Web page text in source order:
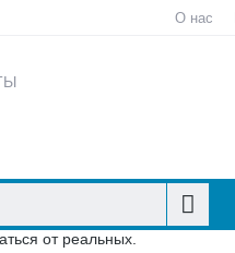
О нас
от реальных.